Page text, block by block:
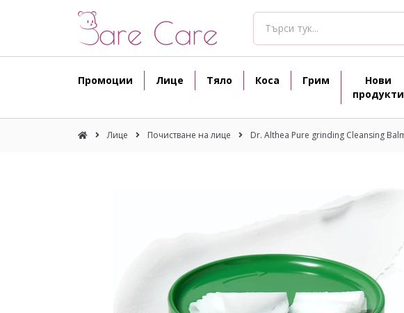
Промоции Лице Тяло Коса Грим
Нови
продукти
Лице Почистване на лице Dr. Althea Pure grinding Cleansing